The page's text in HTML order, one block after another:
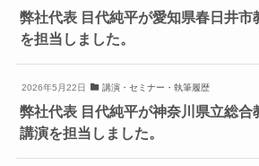
弊社代表 目代純平が愛知県春日井市
を担当しました。
2026年5月22日 講演・セミナー・執筆履歴
弊社代表 目代純平が神奈川県立総合
講演を担当しました。